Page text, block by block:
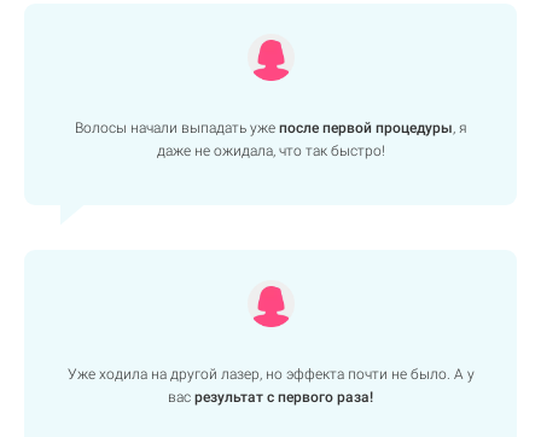
Волосы начали выпадать уже после первой процедуры, я
даже не ожидала, что так быстро!
Уже ходила на другой лазер, но эффекта почти не было. А у
вас результат с первого раза!